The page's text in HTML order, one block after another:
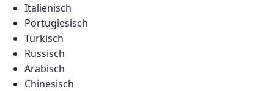
Italienisch
Portugiesisch
Türkisch
Russisch
Arabisch
Chinesisch